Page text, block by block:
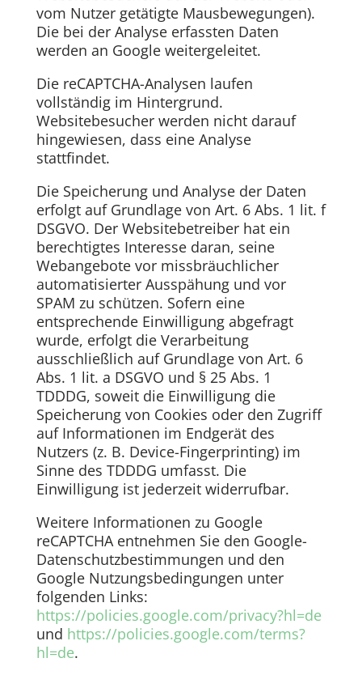
vom Nutzer getätigte Mausbewegungen).
Die bei der Analyse erfassten Daten
werden an Google weitergeleitet.
Die reCAPTCHA-Analysen laufen
vollständig im Hintergrund.
Websitebesucher werden nicht darauf
hingewiesen, dass eine Analyse
stattfindet.
Die Speicherung und Analyse der Daten
erfolgt auf Grundlage von Art. 6 Abs. 1 lit. f
DSGVO. Der Websitebetreiber hat ein
berechtigtes Interesse daran, seine
Webangebote vor missbräuchlicher
automatisierter Ausspähung und vor
SPAM zu schützen. Sofern eine
entsprechende Einwilligung abgefragt
wurde, erfolgt die Verarbeitung
ausschließlich auf Grundlage von Art. 6
Abs. 1 lit. a DSGVO und § 25 Abs. 1
TDDDG, soweit die Einwilligung die
Speicherung von Cookies oder den Zugriff
auf Informationen im Endgerät des
Nutzers (z. B. Device-Fingerprinting) im
Sinne des TDDDG umfasst. Die
Einwilligung ist jederzeit widerrufbar.
Weitere Informationen zu Google
reCAPTCHA entnehmen Sie den Google-
Datenschutzbestimmungen und den
Google Nutzungsbedingungen unter
folgenden Links:
https://policies.google.com/privacy?hl=de
und https://policies.google.com/terms?
hl=de.